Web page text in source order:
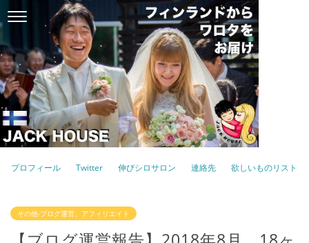
プロフィール Twitter 伸びシロサロン 連絡先 欲しいものリスト
その他-ブログ運営、アフィリエイト